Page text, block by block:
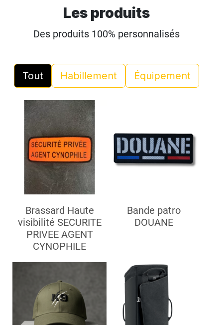
Les produits
Des produits 100% personnalisés
Tout Habillement Équipement
Brassard Haute
visibilité SECURITE
PRIVEE AGENT
CYNOPHILE
Bande patro
DOUANE